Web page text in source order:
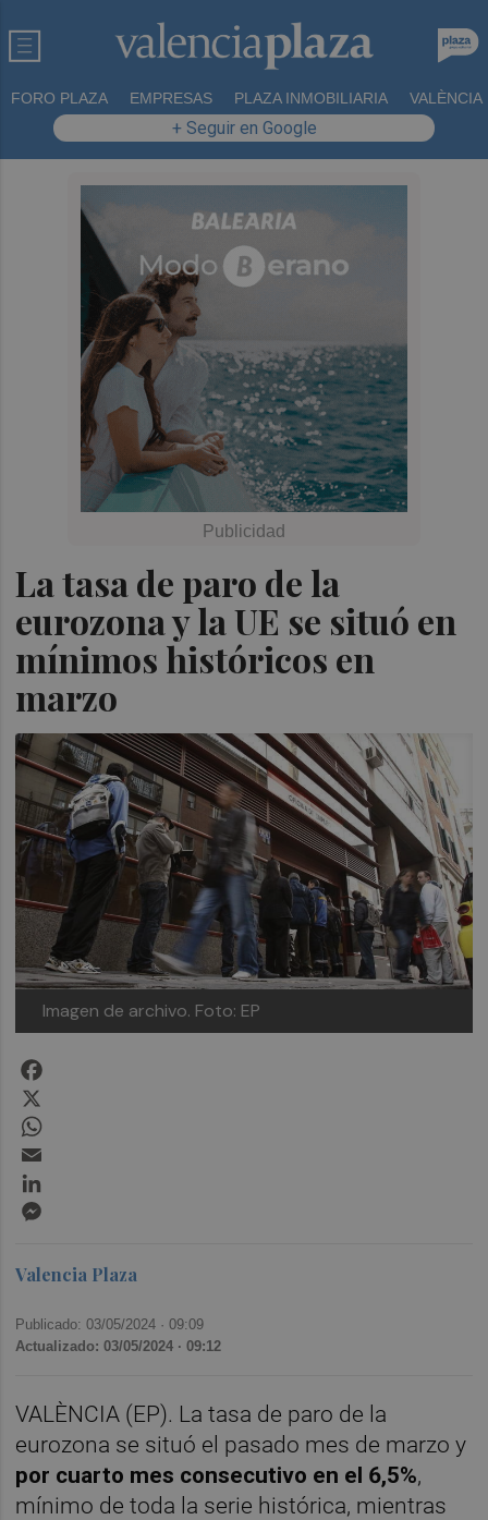
FORO PLAZA EMPRESAS PLAZA INMOBILIARIA VALÈNCIA
+ Seguir en Google
La tasa de paro de la
eurozona y la UE se situó en
mínimos históricos en
marzo
Imagen de archivo. Foto: EP
Valencia Plaza
Publicado: 03/05/2024 ·09:09
Actualizado: 03/05/2024 · 09:12
VALÈNCIA (EP). La tasa de paro de la
eurozona se situó el pasado mes de marzo y
por cuarto mes consecutivo en el 6,5%,
mínimo de toda la serie histórica, mientras